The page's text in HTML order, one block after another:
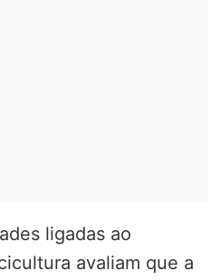
ligadas ao
avaliam que a